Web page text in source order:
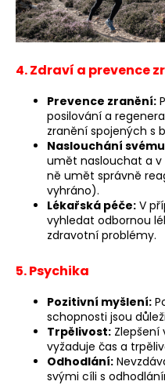
4. Zdraví a prevence
Prevence zranění:
posilování a
zranění spojených s
Naslouchání
umět naslouchat a v
ně umět správně
vyhráno).
Lékařská péče: V
vyhledat odbornou
zdravotní problémy.
5. Psychika
Pozitivní myšlení:
schopnosti jsou
Trpělivost: Zlepšení
vyžaduje čas a
Odhodlání:
svými cíli s